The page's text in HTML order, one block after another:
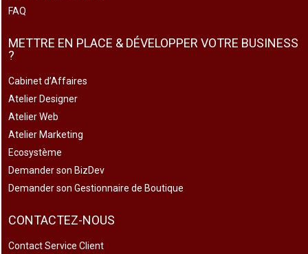
FAQ
METTRE EN PLACE & DÉVELOPPER VOTRE BUSINESS
?
Cabinet d’Affaires
Atelier Designer
Atelier Web
Atelier Marketing
Ecosystème
Demander son BizDev
Demander son Gestionnaire de Boutique
CONTACTEZ-NOUS
Contact Service Client